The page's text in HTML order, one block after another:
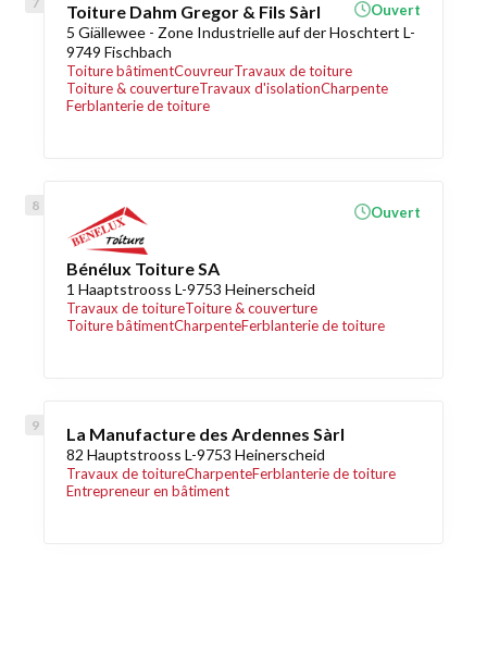
Toiture Dahm Gregor & Fils Sàrl
5 Giällewee - Zone Industrielle auf der Hoschtert L-
9749 Fischbach
Toiture bâtimentCouvreurTravaux de toiture
Toiture & couvertureTravaux d'isolationCharpente
Ferblanterie de toiture
Ouvert
Bénélux Toiture SA
1 Haaptstrooss L-9753 Heinerscheid
Travaux de toitureToiture & couverture
Toiture bâtimentCharpenteFerblanterie de toiture
Ouvert
La Manufacture des Ardennes Sàrl
82 Hauptstrooss L-9753 Heinerscheid
Travaux de toitureCharpenteFerblanterie de toiture
Entrepreneur en bâtiment